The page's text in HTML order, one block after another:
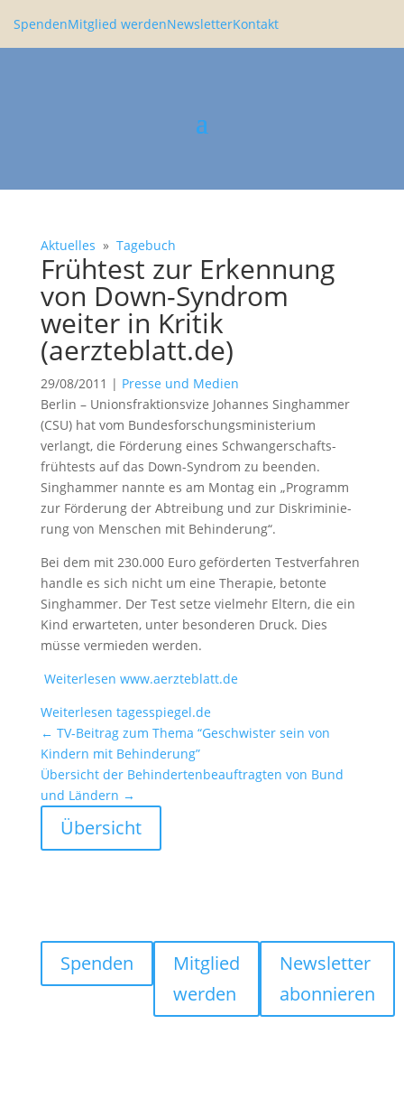
SpendenMitglied werdenNewsletterKontakt
Aktuelles » Tagebuch
Frühtest zur Erken­nung
von Down-Syndrom
weiter in Kritik
(aerzteblatt.de)
29/08/2011 | Presse und Medien
Berlin – Unions­frak­ti­ons­vize Johannes Singhammer
(CSU) hat vom Bundes­forschungs­ministerium
verlangt, die Förde­rung eines Schwanger­schafts­
frühtests auf das Down-Syndrom zu beenden.
Singhammer nannte es am Montag ein „Programm
zur Förde­rung der Abtrei­bung und zur Diskri­mi­nie­
rung von Menschen mit Behin­de­rung“.
Bei dem mit 230.000 Euro geför­derten Testver­fahren
handle es sich nicht um eine Therapie, betonte
Singhammer. Der Test setze vielmehr Eltern, die ein
Kind erwar­teten, unter beson­deren Druck. Dies
müsse vermieden werden.
Weiter­lesen www.aerzteblatt.de
Weiter­lesen tagesspiegel.de
← TV-Beitrag zum Thema “Geschwister sein von
Kindern mit Behin­de­rung”
Übersicht der Behin­der­ten­be­auf­tragten von Bund
und Ländern →
Übersicht
Spenden
Mitglied
werden
Newsletter
abonnieren